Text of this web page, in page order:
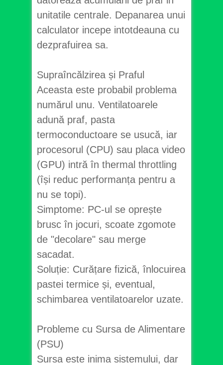
unitatile centrale. Depanarea unui
calculator incepe intotdeauna cu
dezprafuirea sa.
Supraîncălzirea și Praful
Aceasta este probabil problema
numărul unu. Ventilatoarele
adună praf, pasta
termoconductoare se usucă, iar
procesorul (CPU) sau placa video
(GPU) intră în thermal throttling
(își reduc performanța pentru a
nu se topi).
Simptome: PC-ul se oprește
brusc în jocuri, scoate zgomote
de "decolare" sau merge
sacadat.
Soluție: Curățare fizică, înlocuirea
pastei termice și, eventual,
schimbarea ventilatoarelor uzate.
Probleme cu Sursa de Alimentare
(PSU)
Sursa este inima sistemului, dar